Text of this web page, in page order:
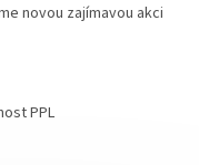
novou zajímavou akci
PPL